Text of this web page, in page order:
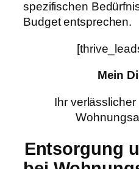
spezifischen
Budget entsprechen.
Mein
Ihr
Entsorgung